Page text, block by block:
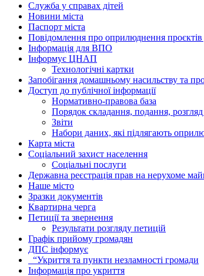
Служба у справах дітей
Новини міста
Паспорт міста
Повідомлення про оприлюднення проєктів
Інформація для ВПО
Інформує ЦНАП
Технологічні картки
Запобігання домашньому насильству та
Доступ до публічної інформації
Нормативно-правова база
Порядок складання, подання,
Звіти
Набори даних, які підлягають
Карта міста
Соціальний захист населення
Соціальні послуги
Державна реєстрація прав на нерухоме
Наше місто
Зразки документів
Квартирна черга
Петиції та звернення
Результати розгляду петицій
Графік прийому громадян
ДПС інформує
“Укриття та пункти незламності громади
Інформація про укриття